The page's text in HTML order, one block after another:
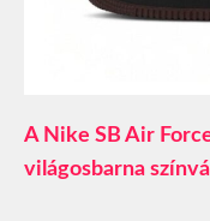
A Nike SB Air
világosbarna